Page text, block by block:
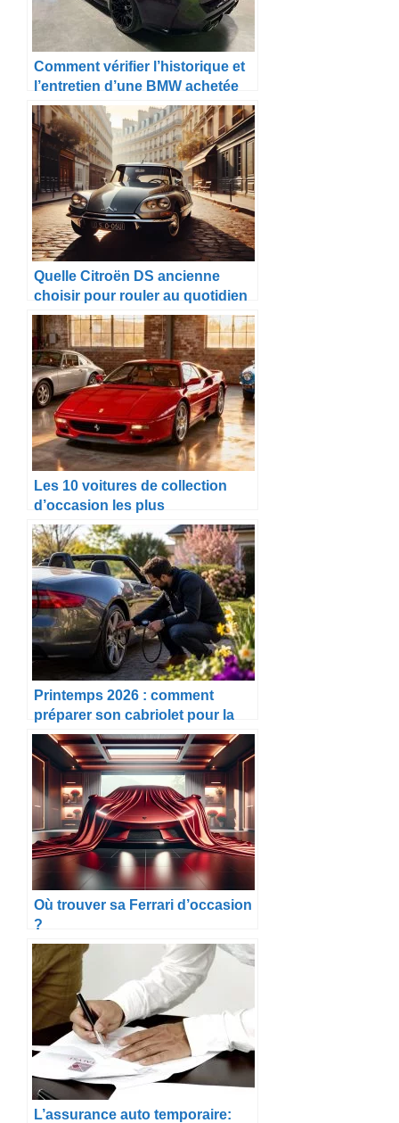
Comment vérifier l’historique et
l’entretien d’une BMW achetée
en Allemagne ?
Quelle Citroën DS ancienne
choisir pour rouler au quotidien
?
Les 10 voitures de collection
d’occasion les plus
emblématiques à acheter en
2025
Printemps 2026 : comment
préparer son cabriolet pour la
belle saison
Où trouver sa Ferrari d’occasion
?
L’assurance auto temporaire: